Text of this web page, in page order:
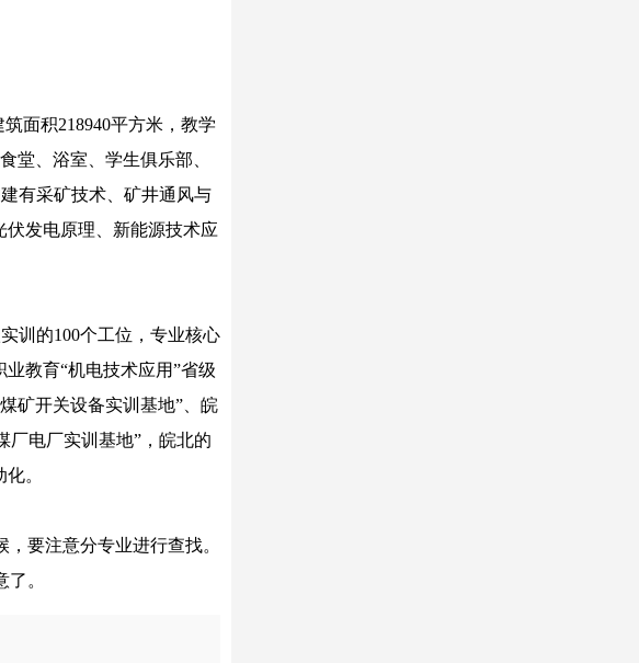
面积218940平方米，教学
堂、浴室、学生俱乐部、
有采矿技术、矿井通风与
发电原理、新能源技术应
训的100个工位，专业核心
教育“机电技术应用”省级
矿开关设备实训基地”、皖
厂电厂实训基地”，皖北的
。
要注意分专业进行查找。
。